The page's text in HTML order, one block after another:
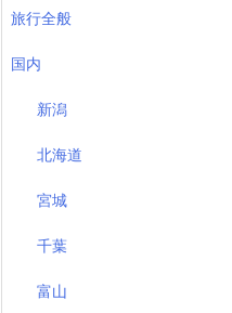
旅行全般
国内
新潟
北海道
宮城
千葉
富山